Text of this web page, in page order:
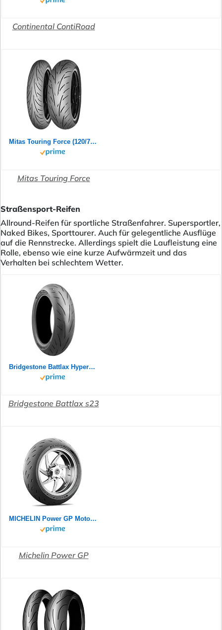
Continental ContiRoad
Mitas Touring Force (120/70ZR17 (58W) TL)
Mitas Touring Force
Straßensport-Reifen
Allround-Reifen für sportliche Straßenfahrer. Supersportler,
Naked Bikes, Sporttourer. Auch für gelegentliche Ausflüge
auf die Rennstrecke. Allerdings spielt die Laufleistung eine
Rolle, ebenso wie eine kurze Aufwärmzeit und das
Verhalten bei schlechtem Wetter.
Bridgestone Battlax Hypersport S23 Rear 180/55ZR17 73W TL 24758
Bridgestone Battlax s23
MICHELIN Power GP Motorradreifen 120/70ZR17 (58W) Vorderrad
Michelin Power GP